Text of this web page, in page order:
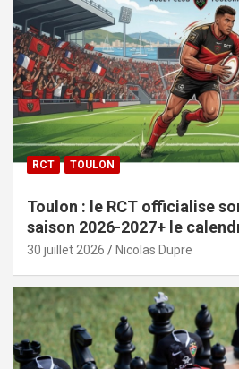
RCT TOULON
Toulon : le RCT officialise
saison 2026-2027+ le
30 juillet 2026 Nicolas Dupre